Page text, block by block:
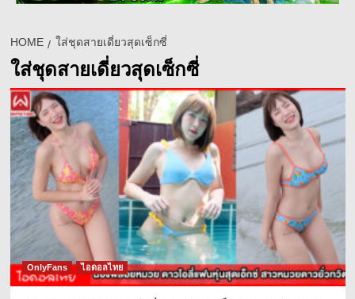
HOME ใส่ชุดสายเดี่ยวสุดเซ็กซี่
ใส่ชุดสายเดี่ยวสุดเซ็กซี่
OnlyFans ไอดอลไทย